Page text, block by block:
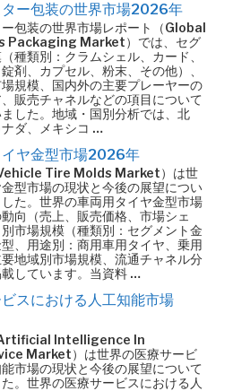
ー包装の世界市場2026年
包装の世界市場レポート（Global
Packaging Market）では、セグ
種類別：クラムシェル、カード、
剤、カプセル、粉末、その他）、
規模、国内外の主要プレーヤーの
販売チャネルなどの項目について
した。地域・国別分析では、北
ダ、メキシコ …
ヤ金型市場2026年
Tire Molds Market）は世
型市場の現状と今後の展望につい
た。世界の車両用タイヤ金型市場
向（売上、販売価格、市場シェ
市場規模（種類別：セグメント金
、用途別：商用車用タイヤ、乗用
地域別市場規模、流通チャネル分
しています。当資料 …
スにおける人工知能市場
Intelligence In
Market）は世界の医療サービ
市場の現状と今後の展望について
。世界の医療サービスにおける人